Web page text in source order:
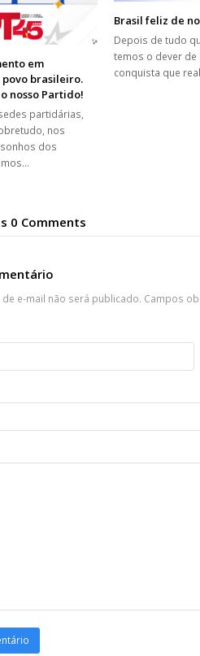
em
brasileiro.
nosso Partido!
partidárias,
nos
dos
Brasil feliz de
Depois de tudo
temos o dever
conquista que
0 Comments
e-mail não será publicado. Campos